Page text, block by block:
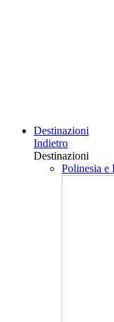
Destinazioni
Indietro
Destinazioni
Polinesia e